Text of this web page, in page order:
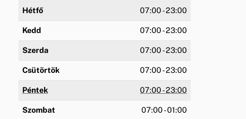
Hétfő 07:00 - 23:00
Kedd 07:00 - 23:00
Szerda 07:00 - 23:00
Csütörtök 07:00 - 23:00
Péntek 07:00 - 23:00
Szombat 07:00 - 01:00